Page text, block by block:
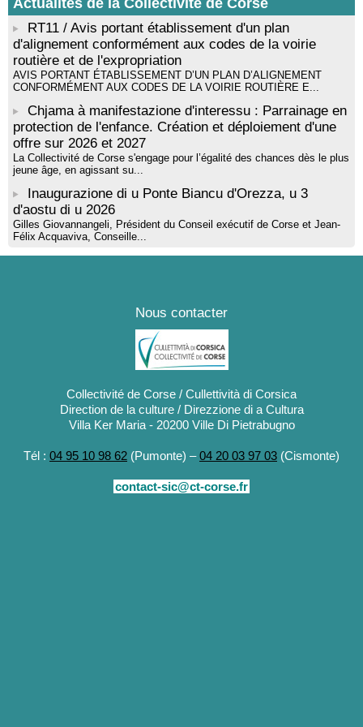
musicienne pédagogue : Ateliers d’expression sonore, vocale,
rythmique et corporelle - Mediateca territuriale di Santa Lucia di
Tallà
Actualités de la Collectivité de Corse
RT11 / Avis portant établissement d'un plan
d'alignement conformément aux codes de la voirie
routière et de l'expropriation
AVIS PORTANT ÉTABLISSEMENT D’UN PLAN D’ALIGNEMENT
CONFORMÉMENT AUX CODES DE LA VOIRIE ROUTIÈRE E...
Chjama à manifestazione d'interessu : Parrainage en
protection de l'enfance. Création et déploiement d'une
offre sur 2026 et 2027
La Collectivité de Corse s'engage pour l’égalité des chances dès le plus
jeune âge, en agissant su...
Inaugurazione di u Ponte Biancu d'Orezza, u 3
d'aostu di u 2026
Gilles Giovannangeli, Président du Conseil exécutif de Corse et Jean-
Félix Acquaviva, Conseille...
Nous contacter
Collectivité de Corse / Cullettività di Corsica
Direction de la culture / Direzzione di a Cultura
Villa Ker Maria - 20200 Ville Di Pietrabugno
Tél : 04 95 10 98 62 (Pumonte) –04 20 03 97 03 (Cismonte)
contact-sic@ct-corse.fr